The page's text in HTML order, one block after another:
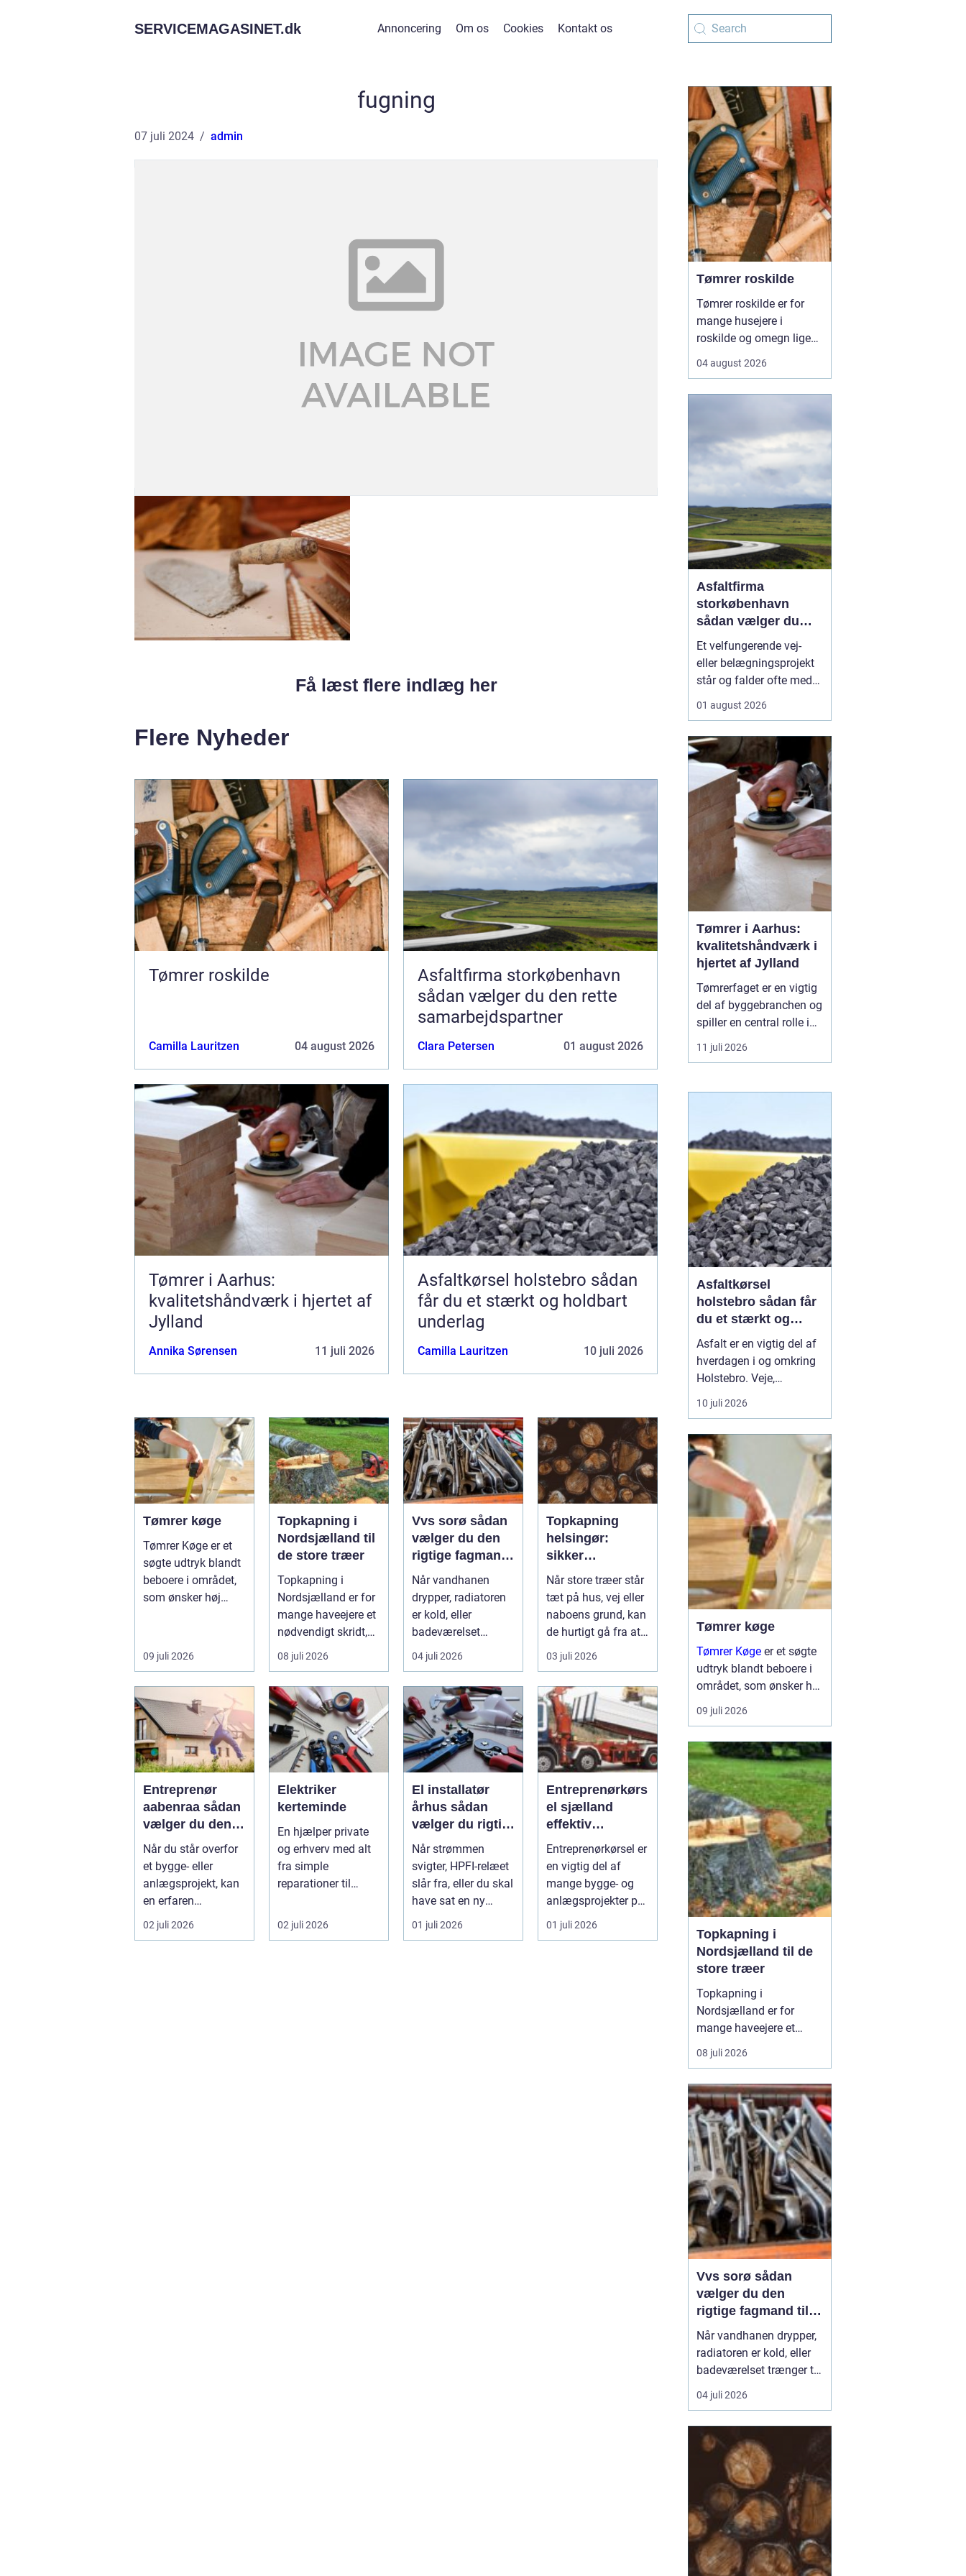
SERVICEMAGASINET.dk Annoncering Om os Cookies Kontakt os
fugning
07 juli 2024 admin
Få læst flere indlæg her
Flere Nyheder
Tømrer roskilde
Camilla Lauritzen 04 august 2026
Asfaltfirma storkøbenhavn
sådan vælger du den rette
samarbejdspartner
Clara Petersen 01 august 2026
Tømrer i Aarhus:
kvalitetshåndværk i hjertet af
Jylland
Annika Sørensen 11 juli 2026
Asfaltkørsel holstebro sådan
får du et stærkt og holdbart
underlag
Camilla Lauritzen 10 juli 2026
Tømrer køge
Tømrer Køge er et
søgte udtryk blandt
beboere i området,
som ønsker høj
ge...
09 juli 2026
Topkapning i
Nordsjælland til
de store træer
Topkapning i
Nordsjælland er for
mange haveejere et
nødvendigt skridt,
når store ...
08 juli 2026
Vvs sorø sådan
vælger du den
rigtige fagmand
til vand, varme
og energi
Når vandhanen
drypper, radiatoren
er kold, eller
badeværelset
trænger til en
gennemgribende
renoveri...
04 juli 2026
Topkapning
helsingør:
sikker
nedtagning af
store og
besværlige
træer
Når store træer står
tæt på hus, vej eller
naboens grund, kan
de hurtigt gå fra at
være smukke til a...
03 juli 2026
Entreprenør
aabenraa sådan
vælger du den
rette til dit
projekt
Når du står overfor
et bygge- eller
anlægsprojekt, kan
en erfaren
entreprenør
Aabenraa være
02 juli 2026
Elektriker
kerteminde
En hjælper private
og erhverv med alt
fra simple
reparationer til
elinstallationer. Når
s...
02 juli 2026
El installatør
århus sådan
vælger du rigtigt
første gang
Når strømmen
svigter, HPFI-relæet
slår fra, eller du skal
have sat en ny
varmepumpe op, er
en profes...
01 juli 2026
Entreprenørkørs
el sjælland
effektiv
transport til
bygge- og
anlægsopgaver
Entreprenørkørsel er
en vigtig del af
mange bygge- og
anlægsprojekter på
Sjælland. Når jord
skal fly...
01 juli 2026
Tømrer roskilde
Tømrer roskilde er for
mange husejere i
roskilde og omegn ligeså
en håndværker, fordi
løsning der holder i
mange år. Valg af tømrer
roskild...
04 august 2026
Asfaltfirma
storkøbenhavn
sådan vælger du
den rette
samarbejdspartner
Et velfungerende vej-
eller belægningsprojekt
står og falder ofte med
Storkøbenhavn er
er tæt, tidsplanerne
stramme, og pladsen på
byggepladserne er ofte
begrænset. Derfor har
entreprenører,
virksomhed...
01 august 2026
Tømrer i Aarhus:
kvalitetshåndværk i
hjertet af Jylland
Tømrerfaget er en vigtig
del af byggebranchen og
spiller en central rolle i
både nybyggeri,
renovering og
boliger og
Aarhus er der stor
aktivitet inden for
byggeri, og derfor er der
løbende ...
11 juli 2026
Asfaltkørsel
holstebro sådan får
du et stærkt og
holdbart underlag
Asfalt er en vigtig del af
hverdagen i og omkring
Holstebro. Veje,
indkørsler,
parkeringspladser og
kun optimalt, hvis
asfalten er lagt korrekt
og kørt ud på den rigtige
måde. Mange tænker
mest på selve asfalten,
men asfaltkø...
10 juli 2026
Tømrer køge
Tømrer Køge er et søgte
udtryk blandt beboere i
området, som ønsker høj
kvalitet, troværdighed og
gennemført håndværk til
renoveringsopgaver.
Mange husejere i køge
står med drømme om
nyt...
09 juli 2026
Topkapning i
Nordsjælland til de
store træer
Topkapning i
Nordsjælland er for
mange haveejere et
nødvendigt skridt, når
store træer skaber
fare for skader på huse
og haver. Mange træer i
området er gamle, høje
og placeret ...
08 juli 2026
Vvs sorø sådan
vælger du den
rigtige fagmand til
vand, varme og
energi
Når vandhanen drypper,
radiatoren er kold, eller
badeværelset trænger til
en gennemgribende
renovering, kan det
bøvlet, hvis arbejdet ikke
bliver gjort rigtigt første
gang. Derfor giver det
god mening at bruge en
lokal, aut...
04 juli 2026